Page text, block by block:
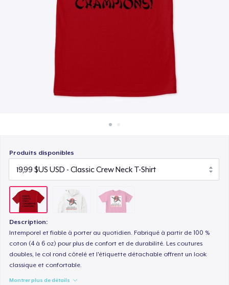
Produits disponibles
Description:
Intemporel et fiable à porter au quotidien. Fabriqué à partir de 100 %
coton (4 à 6 oz) pour plus de confort et de durabilité. Les coutures
doubles, le col rond côtelé et l'étiquette détachable offrent un look
classique et confortable.
Montrer plus de détails
19,99 $US